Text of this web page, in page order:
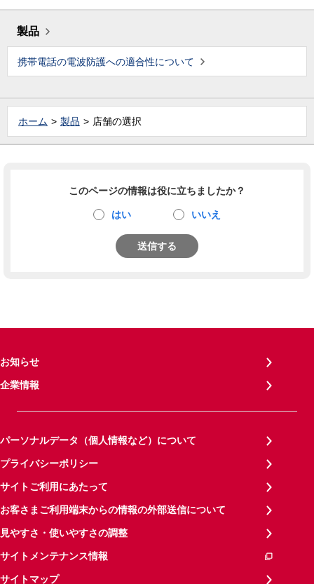
製品
携帯電話の電波防護への適合性について
ホーム 製品 店舗の選択
このページの情報は役に立ちましたか？
はい いいえ
送信する
お知らせ
企業情報
パーソナルデータ（個人情報など）について
プライバシーポリシー
サイトご利用にあたって
お客さまご利用端末からの情報の外部送信について
見やすさ・使いやすさの調整
サイトメンテナンス情報
サイトマップ